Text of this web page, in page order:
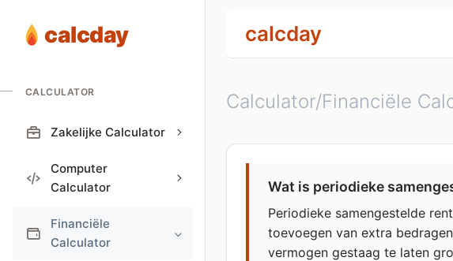
calcday
CALCULATOR
Zakelijke Calculator
Computer
Calculator
Financiële
Calculator
calcday
Calculator/Financiële
Wat is periodieke
Periodieke samengestelde
toevoegen van extra
vermogen gestaag te laten